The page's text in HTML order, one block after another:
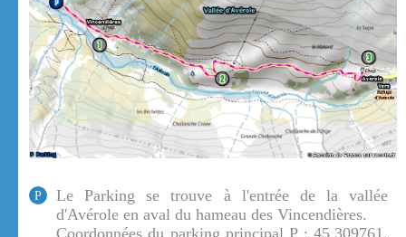
P
Le Parking se trouve à l'entrée de la vallée
d'Avérole en aval du hameau des Vincendières.